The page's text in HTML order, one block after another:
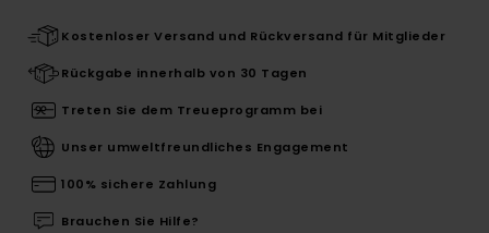
Kostenloser Versand und Rückversand für Mitglieder
Rückgabe innerhalb von 30 Tagen
Treten Sie dem Treueprogramm bei
Unser umweltfreundliches Engagement
100% sichere Zahlung
Brauchen Sie Hilfe?